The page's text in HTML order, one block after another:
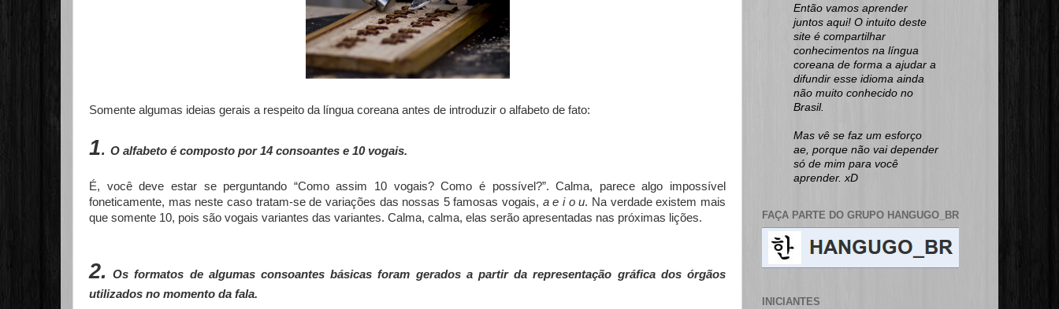
Somente algumas ideias gerais a respeito da língua coreana antes de introduzir o alfabeto de fato:
1. O alfabeto é composto por 14 consoantes e 10 vogais.
É, você deve estar se perguntando “Como assim 10 vogais? Como é possível?”. Calma, parece algo impossível
foneticamente, mas neste caso tratam-se de variações das nossas 5 famosas vogais, a e i o u. Na verdade existem mais
que somente 10, pois são vogais variantes das variantes. Calma, calma, elas serão apresentadas nas próximas lições.
2.
Os formatos de algumas consoantes básicas foram gerados a partir da representação gráfica dos órgãos
utilizados no momento da fala.
Então vamos aprender
juntos aqui! O intuito deste
site é compartilhar
conhecimentos na língua
coreana de forma a ajudar a
difundir esse idioma ainda
não muito conhecido no
Brasil.
Mas vê se faz um esforço
ae, porque não vai depender
só de mim para você
aprender. xD
FAÇA PARTE DO GRUPO HANGUGO_BR
INICIANTES